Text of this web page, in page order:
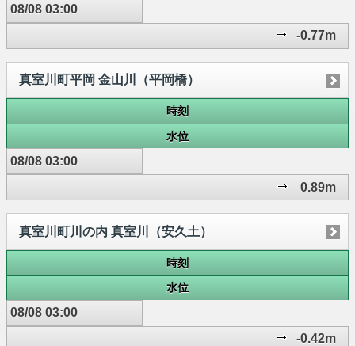
08/08 03:00
-0.77m
真室川町平岡 金山川（平岡橋）
時刻
水位
08/08 03:00
0.89m
真室川町川の内 真室川（安久土）
時刻
水位
08/08 03:00
-0.42m